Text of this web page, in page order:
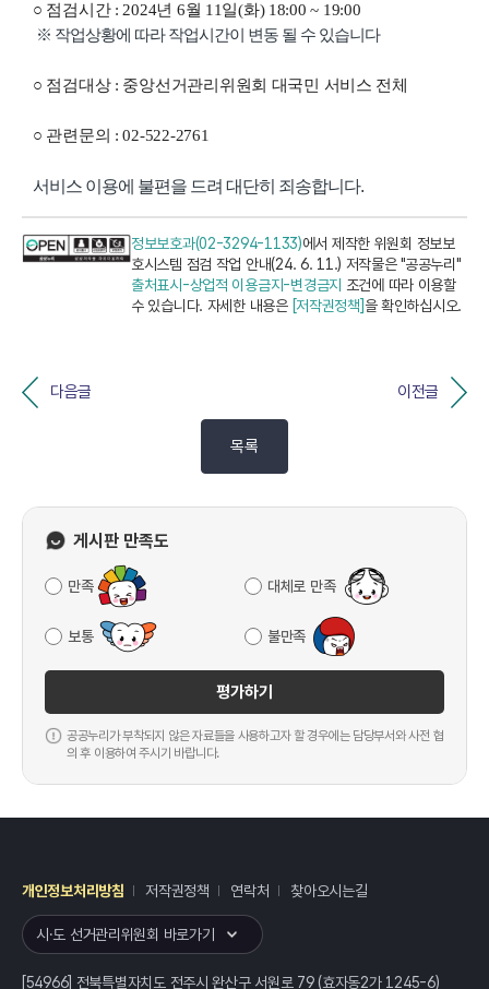
○ 점검시간 : 2024년 6월 11일(화) 18:00 ~ 19:00
※ 작업상황에 따라 작업시간이 변동 될 수 있습니다
○ 점검대상 : 중앙선거관리위원회 대국민 서비스 전체
○ 관련문의 : 02-522-2761
서비스 이용에 불편을 드려 대단히 죄송합니다.
정보보호과(02-3294-1133)에서 제작한 위원회 정보보
호시스템 점검 작업 안내(24. 6. 11.) 저작물은 "공공누리"
출처표시-상업적 이용금지-변경금지 조건에 따라 이용할
수 있습니다. 자세한 내용은 [저작권정책]을 확인하십시오.
다음글 이전글
목록
게시판 만족도
만족 대체로 만족
보통 불만족
평가하기
공공누리가 부착되지 않은 자료들을 사용하고자 할 경우에는 담당부서와 사전 협
의 후 이용하여 주시기 바랍니다.
개인정보처리방침 저작권정책 연락처 찾아오시는길
시·도 선거관리위원회 바로가기
[54966] 전북특별자치도 전주시 완산구 서원로 79 (효자동2가 1245-6)